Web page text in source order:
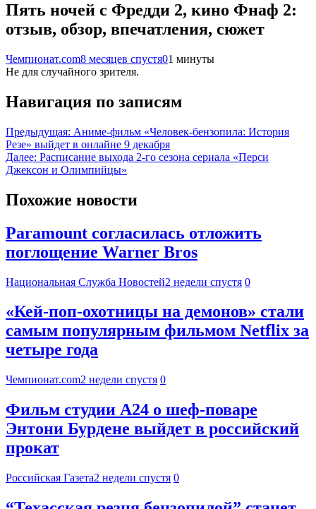
Пять ночей с Фредди 2, кино Фнаф 2:
отзыв, обзор, впечатления, сюжет
Чемпионат.com8 месяцев спустя01 минуты
Не для случайного зрителя.
Навигация по записям
Предыдущая: Аниме-фильм «Человек-бензопила: История
Резе» выйдет в онлайне 9 декабря
Далее: Расписание выхода 2-го сезона сериала «Перси
Джексон и Олимпийцы»
Похожие новости
Paramount согласилась отложить
поглощение Warner Bros
Национальная Служба Новостей2 недели спустя 0
«Кей-поп-охотницы на демонов» стали
самым популярным фильмом Netflix за
четыре года
Чемпионат.com2 недели спустя 0
Фильм студии А24 о шеф-поваре
Энтони Бурдене выйдет в российский
прокат
Российская Газета2 недели спустя 0